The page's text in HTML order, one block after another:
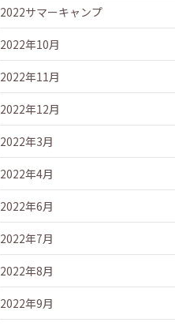
2022サマーキャンプ
2022年10月
2022年11月
2022年12月
2022年3月
2022年4月
2022年6月
2022年7月
2022年8月
2022年9月